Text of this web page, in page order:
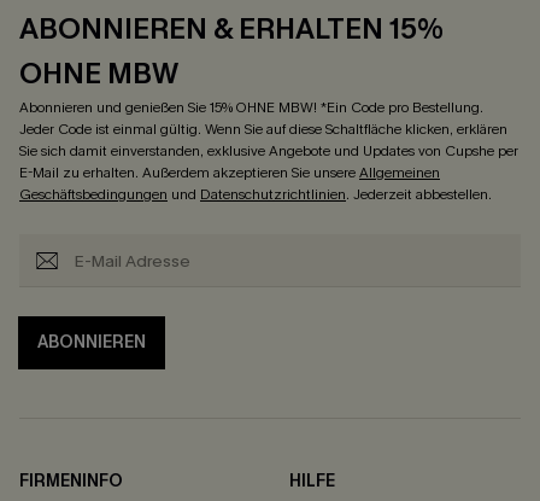
ABONNIEREN & ERHALTEN 15%
OHNE MBW
Abonnieren und genießen Sie 15% OHNE MBW! *Ein Code pro Bestellung.
Jeder Code ist einmal gültig. Wenn Sie auf diese Schaltfläche klicken, erklären
Sie sich damit einverstanden, exklusive Angebote und Updates von Cupshe per
E-Mail zu erhalten. Außerdem akzeptieren Sie unsereAllgemeinen
Geschäftsbedingungen und Datenschutzrichtlinien. Jederzeit abbestellen.
ABONNIEREN
FIRMENINFO
HILFE